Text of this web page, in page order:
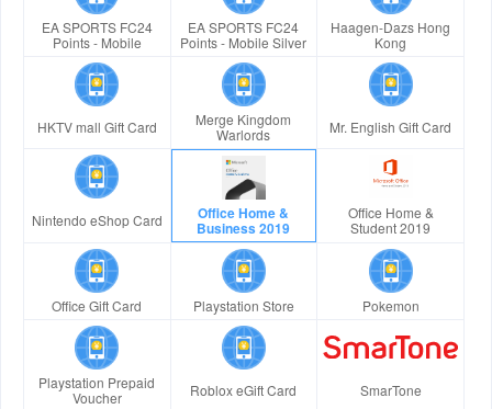
EA SPORTS FC24
Points - Mobile
EA SPORTS FC24
Points - Mobile Silver
Haagen-Dazs Hong
Kong
HKTV mall Gift Card
Merge Kingdom
Warlords
Mr. English Gift Card
Nintendo eShop Card Office Home &
Business 2019
Office Home &
Student 2019
Office Gift Card Playstation Store Pokemon
Playstation Prepaid
Voucher
Roblox eGift Card SmarTone